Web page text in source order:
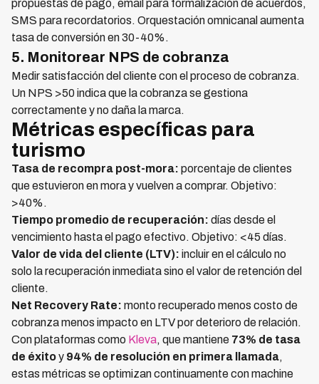
propuestas de pago, email para formalización de acuerdos,
SMS para recordatorios. Orquestación omnicanal aumenta
tasa de conversión en 30-40%.
5. Monitorear NPS de cobranza
Medir satisfacción del cliente con el proceso de cobranza.
Un NPS >50 indica que la cobranza se gestiona
correctamente y no daña la marca.
Métricas específicas para
turismo
Tasa de recompra post-mora: porcentaje de clientes
que estuvieron en mora y vuelven a comprar. Objetivo:
>40%.
Tiempo promedio de recuperación: días desde el
vencimiento hasta el pago efectivo. Objetivo: <45 días.
Valor de vida del cliente (LTV): incluir en el cálculo no
solo la recuperación inmediata sino el valor de retención del
cliente.
Net Recovery Rate: monto recuperado menos costo de
cobranza menos impacto en LTV por deterioro de relación.
Con plataformas como Kleva, que mantiene 73% de tasa
de éxitoy 94% de resolución en primera llamada,
estas métricas se optimizan continuamente con machine